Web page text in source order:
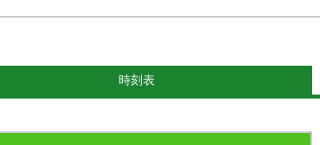
時刻表